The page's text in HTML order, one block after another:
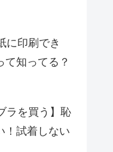
に印刷でき
て知ってる？
ラを買う】恥
！試着しない